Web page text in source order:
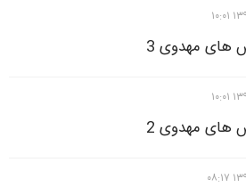
های مهدوی 3
های مهدوی 2